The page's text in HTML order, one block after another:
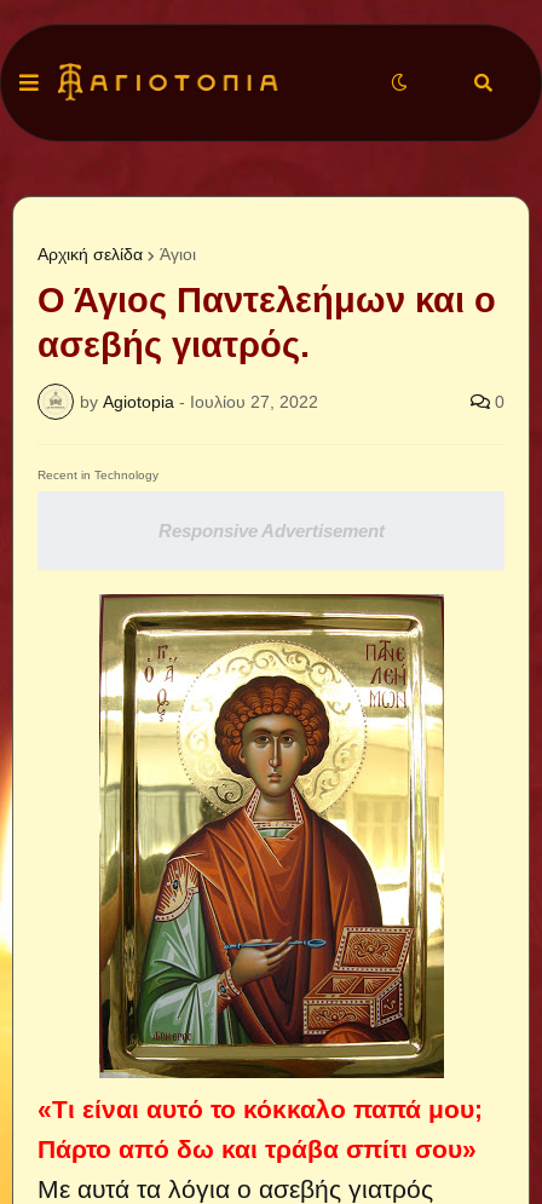
Αρχική σελίδα Άγιοι
Ο Άγιος Παντελεήμων και ο
ασεβής γιατρός.
by Agiotopia - Ιουλίου 27, 2022 0
Recent in Technology
Responsive Advertisement
«Τι είναι αυτό το κόκκαλο παπά μου;
Πάρτο από δω και τράβα σπίτι σου»
Με αυτά τα λόγια ο ασεβής γιατρός